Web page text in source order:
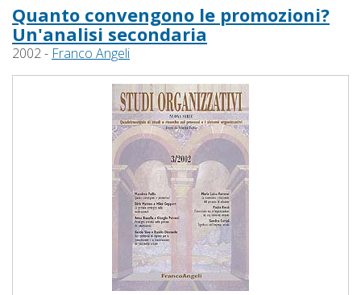
Quanto convengono le promozioni?
Un'analisi secondaria
2002 - Franco Angeli